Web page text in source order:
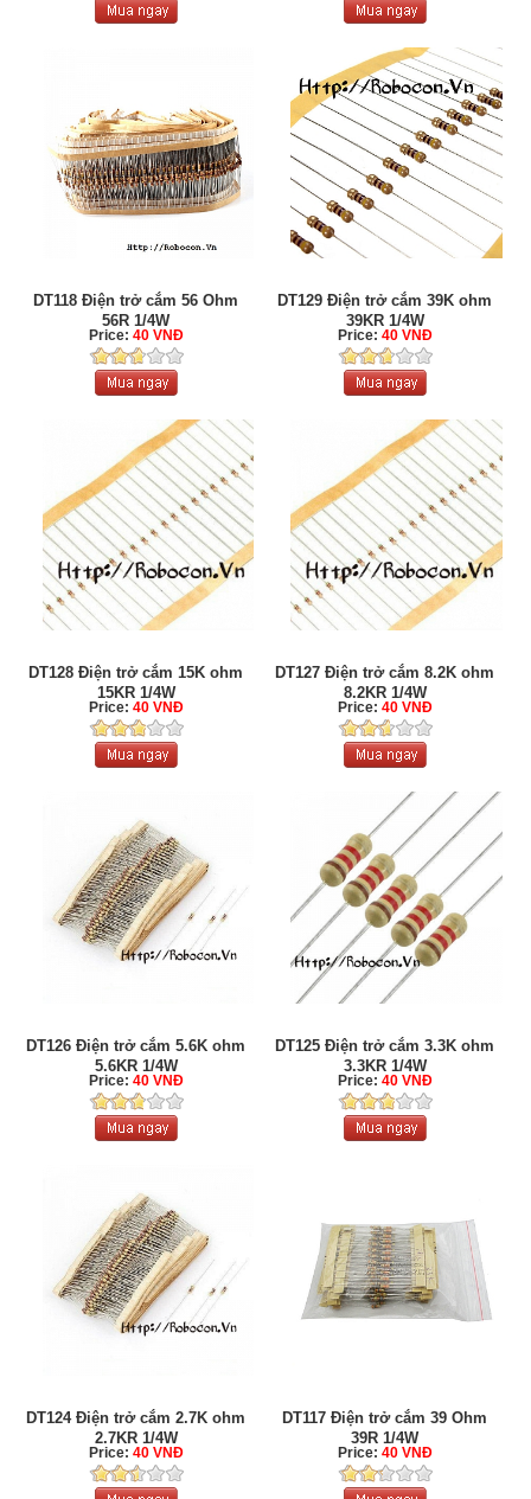
DT118 Điện trở cắm 56 Ohm
56R 1/4W
Price: 40 VNĐ
DT129 Điện trở cắm 39K ohm
39KR 1/4W
Price: 40 VNĐ
DT128 Điện trở cắm 15K ohm
15KR 1/4W
Price: 40 VNĐ
DT127 Điện trở cắm 8.2K ohm
8.2KR 1/4W
Price: 40 VNĐ
DT126 Điện trở cắm 5.6K ohm
5.6KR 1/4W
Price: 40 VNĐ
DT125 Điện trở cắm 3.3K ohm
3.3KR 1/4W
Price: 40 VNĐ
DT124 Điện trở cắm 2.7K ohm
2.7KR 1/4W
Price: 40 VNĐ
DT117 Điện trở cắm 39 Ohm
39R 1/4W
Price: 40 VNĐ